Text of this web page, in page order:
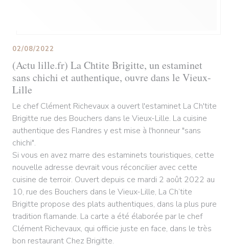
(Actu lille.fr) La Chtite Brigitte, un estaminet
sans chichi et authentique, ouvre dans le Vieux-
Lille
02/08/2022
Le chef Clément Richevaux a ouvert l'estaminet La Ch'tite
Brigitte rue des Bouchers dans le Vieux-Lille. La cuisine
authentique des Flandres y est mise à l'honneur "sans
chichi".
Si vous en avez marre des estaminets touristiques, cette
nouvelle adresse devrait vous réconcilier avec cette
cuisine de terroir. Ouvert depuis ce mardi 2 août 2022 au
10, rue des Bouchers dans le Vieux-Lille, La Ch’tite
Brigitte propose des plats authentiques, dans la plus pure
tradition flamande. La carte a été élaborée par le chef
Clément Richevaux, qui officie juste en face, dans le très
bon restaurant Chez Brigitte.